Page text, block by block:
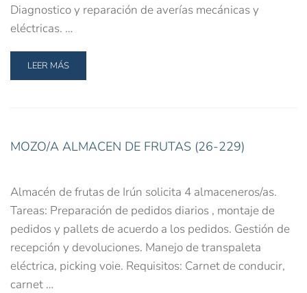
Diagnostico y reparación de averías mecánicas y
eléctricas. …
LEER MÁS
MOZO/A ALMACEN DE FRUTAS (26-229)
Almacén de frutas de Irún solicita 4 almaceneros/as.
Tareas: Preparación de pedidos diarios , montaje de
pedidos y pallets de acuerdo a los pedidos. Gestión de
recepción y devoluciones. Manejo de transpaleta
eléctrica, picking voie. Requisitos: Carnet de conducir,
carnet …